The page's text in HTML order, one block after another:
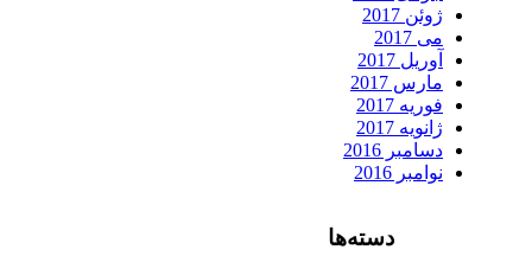
مارس 2017
دسامبر 2016